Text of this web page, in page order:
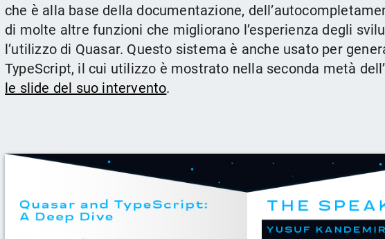
che è alla base della documentazione,
di molte altre funzioni che migliorano l’esperienza degli
l’utilizzo di Quasar. Questo sistema è anche usato per
TypeScript, il cui utilizzo è mostrato nella seconda metà
le slide del suo intervento.